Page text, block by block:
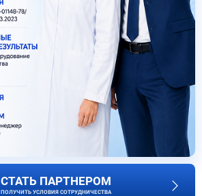
СТАТЬ ПАРТНЕРОМ
ПОЛУЧИТЬ УСЛОВИЯ СОТРУДНИЧЕСТВА